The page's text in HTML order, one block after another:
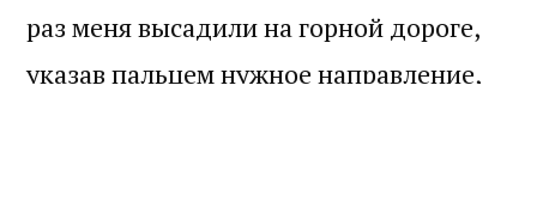
раз меня высадили на горной дороге,
указав пальцем нужное направление,